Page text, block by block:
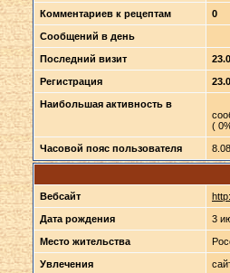
Комментариев к рецептам 0
Сообщений в день
Последний визит
Регистрация
Наибольшая активность в
(
Часовой пояс пользователя
Вебсайт
Дата рождения 3
Место жительства
Увлечения